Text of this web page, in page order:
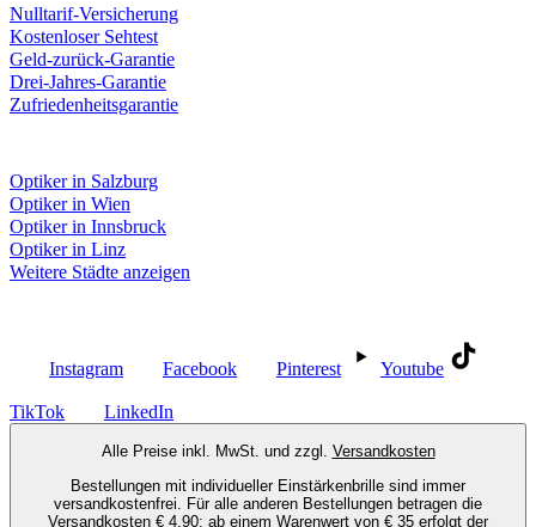
Nulltarif-Versicherung
Kostenloser Sehtest
Geld-zurück-Garantie
Drei-Jahres-Garantie
Zufriedenheitsgarantie
Optiker in Salzburg
Optiker in Wien
Optiker in Innsbruck
Optiker in Linz
Weitere Städte anzeigen
Instagram Facebook Pinterest Youtube
TikTok LinkedIn
Alle Preise inkl. MwSt. und zzgl. Versandkosten
Bestellungen mit individueller Einstärkenbrille sind immer
versandkostenfrei. Für alle anderen Bestellungen betragen die
Versandkosten € 4,90; ab einem Warenwert von € 35 erfolgt der